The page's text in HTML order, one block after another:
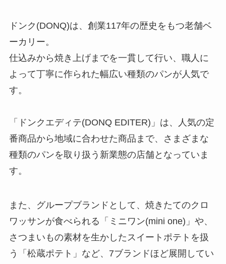
ドンク(DONQ)は、創業117年の歴史をもつ老舗ベ
ーカリー。
仕込みから焼き上げまでを一貫して行い、職人に
よって丁寧に作られた幅広い種類のパンが人気で
す。
「ドンクエディテ(DONQ EDITER)」は、人気の定
番商品から地域に合わせた商品まで、さまざまな
種類のパンを取り扱う新業態の店舗となっていま
す。
また、グループブランドとして、焼きたてのクロ
ワッサンが食べられる「ミニワン(mini one)」や、
さつまいもの素材を生かしたスイートポテトを扱
う「松蔵ポテト」など、7ブランドほど展開してい